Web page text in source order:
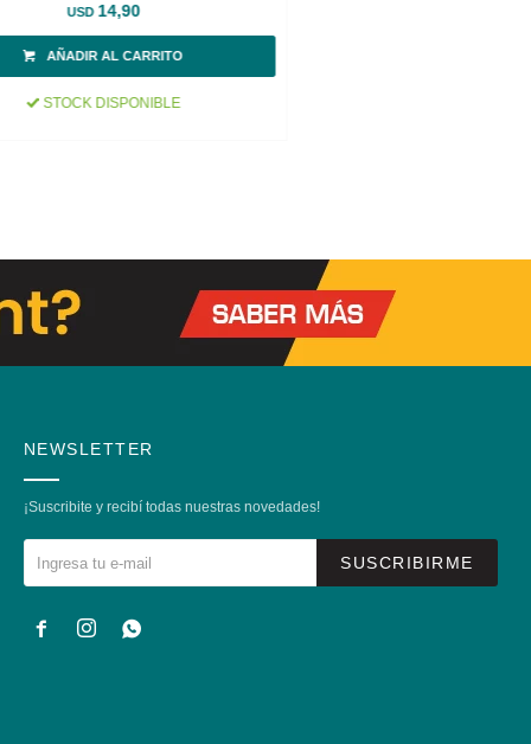
USD 14,90
STOCK DISPONIBLE
NEWSLETTER
¡Suscribite y recibí todas nuestras novedades!
SUSCRIBIRME
  